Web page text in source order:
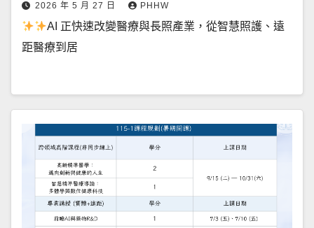
2026 年 5 月 27 日 PHHW
AI 正快速改變醫療與長照產業，從智慧照護、遠
距醫療到居